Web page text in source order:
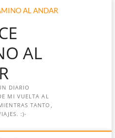
AL
DIARIO
MI VUELTA AL
TANTO,
:)-